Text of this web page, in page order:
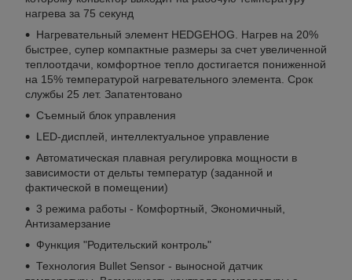
нагрева за 75 секунд
Нагревательный элемент HEDGEHOG. Нагрев на 20%
быстрее, супер компактные размеры за счет увеличенной
теплоотдачи, комфортное тепло достигается пониженной
на 15% температурой нагревательного элемента. Срок
службы 25 лет. Запатентовано
Съемный блок управления
LED-дисплей, интеллектуальное управление
Автоматическая плавная регулировка мощности в
зависимости от дельты температур (заданной и
фактической в помещении)
3 режима работы - Комфортный, Экономичный,
Антизамерзание
Функция "Родительский контроль"
Технология Bullet Sensor - выносной датчик